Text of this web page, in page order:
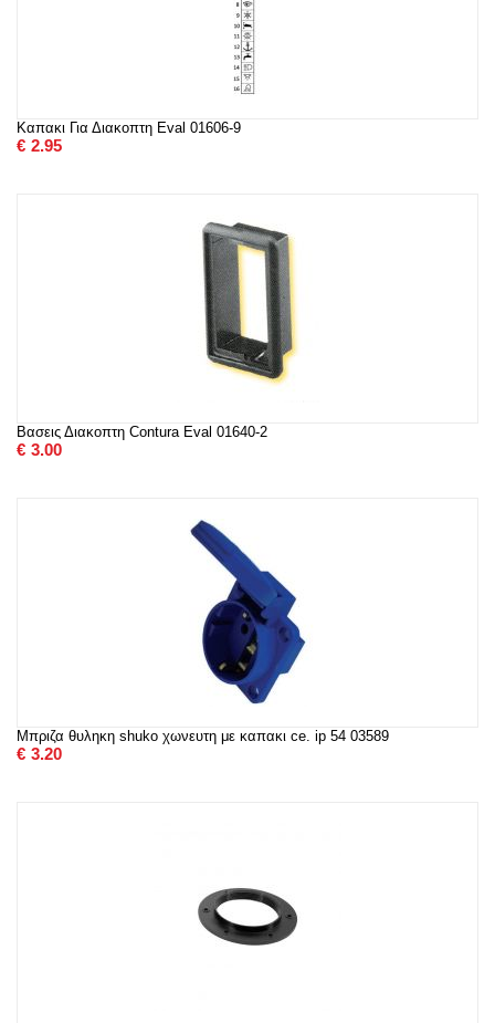
Καπακι Για Διακοπτη Eval 01606-9
€ 2.95
Βασεις Διακοπτη Contura Eval 01640-2
€ 3.00
Μπριζα θυληκη shuko χωνευτη με καπακι ce. ip 54 03589
€ 3.20